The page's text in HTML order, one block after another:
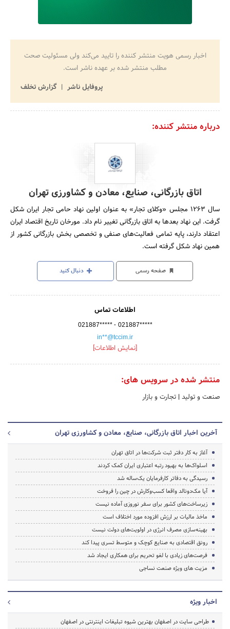
اخبار رسمی هویت منتشر کننده را تایید می‌کند ولی مسئولیت صحت
مطلب منتشر شده بر عهده ناشر است.
پروفایل ناشر
گزارش تخلف
درباره منتشر کننده:
اتاق بازرگانی، صنایع، معادن و کشاورزی تهران
سال 1263 مجلس «وکلای تجار» به عنوان اولین نهاد حامی تجار ایران شکل
گرفت. این نهاد بعدها به اتاق بازرگانی تغییر نام داد. مورخان تاریخ اقتصاد ایران
اعتقاد دارند، پایه تمامی فعالیت‌های صنفی و تخصصی بخش بازرگانی کشور از
همین نهاد شکل گرفته است.
صفحه رسمی دنبال کنید
اطلاعات تماس
021887***** - 021887*****
in**@tccim.ir
[نمایش اطلاعات]
منتشر شده در سرویس های:
صنعت و تولید | تجارت و بازار
آخرین اخبار اتاق بازرگانی، صنایع، معادن و کشاورزی تهران
آغاز به کار دفتر ثبت شرکت‌ها در اتاق تهران
اسلواک‌ها به بهبود رتبه اعتباری ایران کمک کردند
رسیدگی به دفاتر کارفرمایان یک‌ساله شد
آیا مک‌دونالد واقعا کسب‌وکارش در چین را فروخت
زیرساخت‌های کشور برای سفر نوروزی آماده نیست
ماخذ مالیات بر ارزش افزوده مورد اختلاف است
بهینه‌سازی مصرف انرژی در اولویت‌های دولت نیست
رونق اقتصادی به صنایع کوچک و متوسط تسری پیدا کند
فرصت‌های زیادی با لغو تحریم‌ برای همکاری ایجاد شد
مزیت های ویژه صنعت نساجی
اخبار ویژه
طراحی سایت در اصفهان بهترین شیوه تبلیغات اینترنتی در اصفهان